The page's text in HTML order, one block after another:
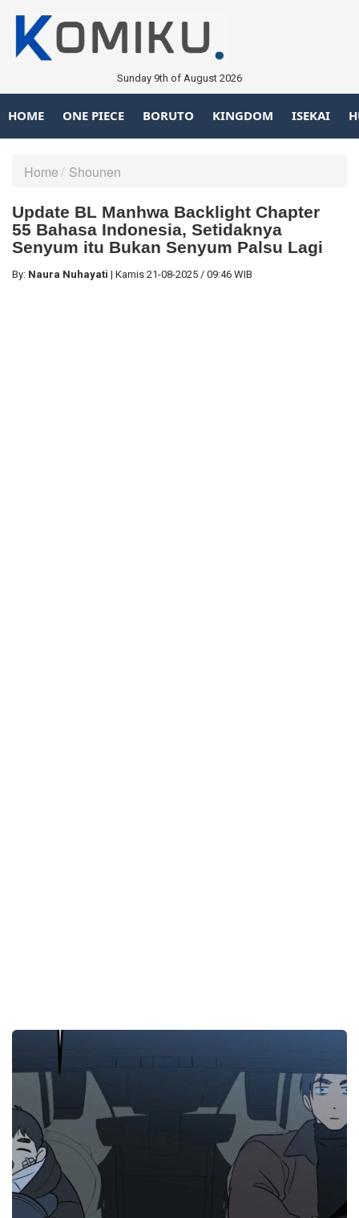
Sunday 9th of August 2026
HOME ONE PIECE BORUTO KINGDOM ISEKAI
Home Shounen
Update BL Manhwa Backlight Chapter
55 Bahasa Indonesia, Setidaknya
Senyum itu Bukan Senyum Palsu Lagi
By: Naura Nuhayati | Kamis 21-08-2025 / 09:46 WIB